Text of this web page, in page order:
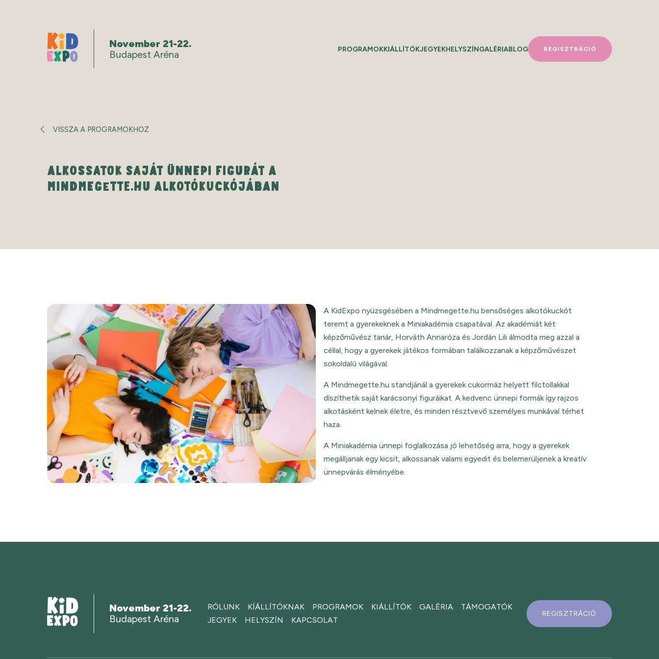
November 21-22.
Budapest Aréna
PROGRAMOKKIÁLLÍTÓKJEGYEKHELYSZÍNGALÉRIABLOG REGISZTRÁCIÓ
VISSZA A PROGRAMOKHOZ
ALKOSSATOK SAJÁT ÜNNEPI FIGURÁT A
MINDMEGETTE.HU ALKOTÓKUCKÓJÁBAN
A KidExpo nyüzsgésében a Mindmegette.hu bensőséges alkotókuckót
teremt a gyerekeknek a Miniakadémia csapatával. Az akadémiát két
képzőművész tanár, Horváth Annaróza és Jordán Lili álmodta meg azzal a
céllal, hogy a gyerekek játékos formában találkozzanak a képzőművészet
sokoldalú világával.
A Mindmegette.hu standjánál a gyerekek cukormáz helyett filctollakkal
díszíthetik saját karácsonyi figuráikat. A kedvenc ünnepi formák így rajzos
alkotásként kelnek életre, és minden résztvevő személyes munkával térhet
haza.
A Miniakadémia ünnepi foglalkozása jó lehetőség arra, hogy a gyerekek
megálljanak egy kicsit, alkossanak valami egyedit és belemerüljenek a kreatív
ünnepvárás élményébe.
November 21-22.
Budapest Aréna
RÓLUNK KÍÁLLÍTÓKNAK PROGRAMOK KIÁLLÍTÓK GALÉRIA
TÁMOGATÓK
JEGYEK
HELYSZÍN KAPCSOLAT
REGISZTRÁCIÓ